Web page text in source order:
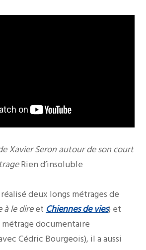
Xavier Seron autour de son court
Rien d’insoluble
deux longs métrages de
à le direetChiennes de vies) et
documentaire
Cédric Bourgeois), il a aussi